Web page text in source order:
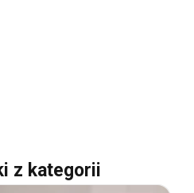
z kategorii